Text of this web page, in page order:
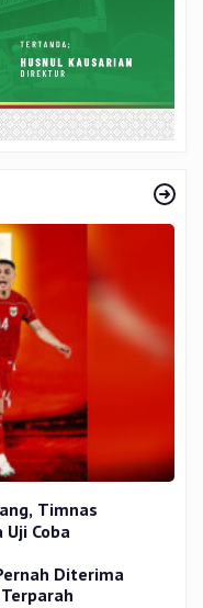
Timnas
Coba
Diterima